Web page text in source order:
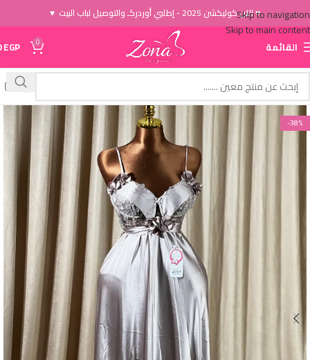
Skip to navigation
Skip to main content
♥ الاَن كوليكشن 2025 - إطلبي أوردركـ والتوصيل لباب البيت ♥
القائمة 0
EGP
-38%